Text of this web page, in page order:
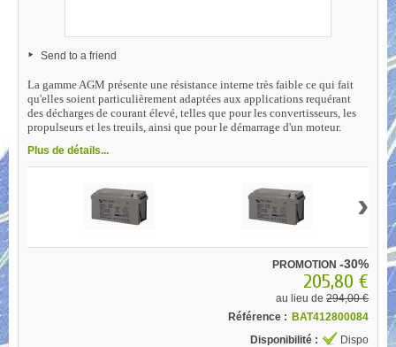
Send to a friend
La gamme AGM présente une résistance interne très faible ce qui fait
qu'elles soient particulièrement adaptées aux applications requérant
des décharges de courant élevé, telles que pour les convertisseurs, les
propulseurs et les treuils, ainsi que pour le démarrage d'un moteur.
Plus de détails...
›
PROMOTION -30%
205,80 €
au lieu de 294,00 €
Référence : BAT412800084
Disponibilité :
Dispo